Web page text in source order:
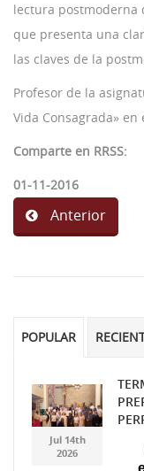
lectura postmoderna
que presenta una
las claves de la
Profesor de la
Vida Consagrada»
Comparte en RRSS:
01-11-2016
Anterior
POPULAR
Jul 14th
2026